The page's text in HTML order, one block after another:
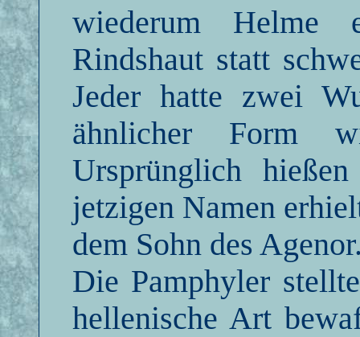
wiederum Helme
Rindshaut statt
Jeder hatte zwei
ähnlicher Form
Ursprünglich
jetzigen Namen
dem Sohn des
Die Pamphyler
hellenische Art